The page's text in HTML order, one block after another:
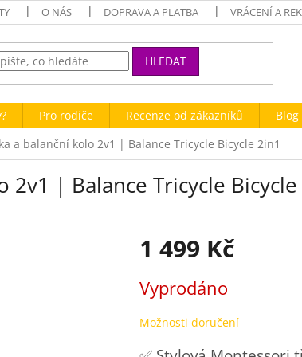
O NÁS DOPRAVA A PLATBA VRÁCENÍ A
HLEDAT
Pro rodiče Recenze od zákazníků
a balanční kolo 2v1 | Balance Tricycle Bicycle 2in1
| Balance Tricycle Bicycle
1 499 Kč
cena:
Vyprodáno
Možnosti doručení